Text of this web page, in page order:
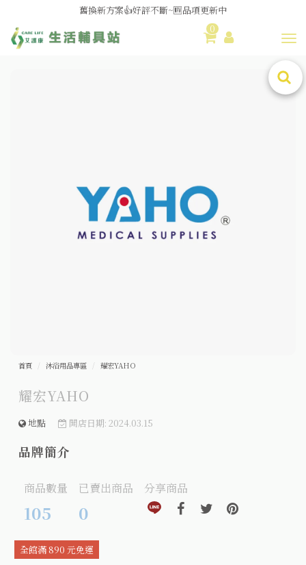
舊換新方案👍好評不斷~🆕品項更新中
😆備餐原來可以這麼輕鬆🎌KEWPIE介護食🍱營養均衡
0
首頁 沐浴用品專區 耀宏YAHO
耀宏YAHO
地點 開店日期: 2024.03.15
品牌簡介
商品數量
105
已賣出商品
0
分享商品
分享到line(另開視窗)
分享到facebook(另開視窗)
分享到twitter(另開視
分享到
全館滿 890 元免運